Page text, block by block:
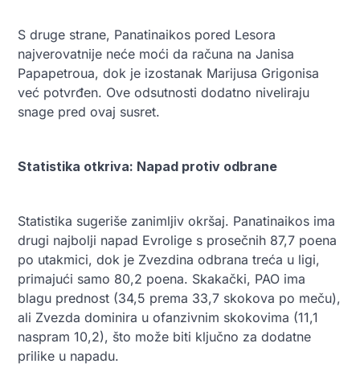
S druge strane, Panatinaikos pored Lesora
najverovatnije neće moći da računa na Janisa
Papapetroua, dok je izostanak Marijusa Grigonisa
već potvrđen. Ove odsutnosti dodatno niveliraju
snage pred ovaj susret.
Statistika otkriva: Napad protiv odbrane
Statistika sugeriše zanimljiv okršaj. Panatinaikos ima
drugi najbolji napad Evrolige s prosečnih 87,7 poena
po utakmici, dok je Zvezdina odbrana treća u ligi,
primajući samo 80,2 poena. Skakački, PAO ima
blagu prednost (34,5 prema 33,7 skokova po meču),
ali Zvezda dominira u ofanzivnim skokovima (11,1
naspram 10,2), što može biti ključno za dodatne
prilike u napadu.